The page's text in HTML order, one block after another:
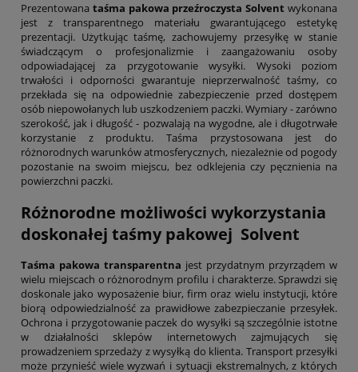
Prezentowana taśma pakowa przeźroczysta Solvent wykonana
jest z transparentnego materiału gwarantującego estetykę
prezentacji. Użytkując taśmę, zachowujemy przesyłkę w stanie
świadczącym o profesjonalizmie i zaangażowaniu osoby
odpowiadającej za przygotowanie wysyłki. Wysoki poziom
trwałości i odporności gwarantuje nieprzerwalność taśmy, co
przekłada się na odpowiednie zabezpieczenie przed dostępem
osób niepowołanych lub uszkodzeniem paczki. Wymiary - zarówno
szerokość, jak i długość - pozwalają na wygodne, ale i długotrwałe
korzystanie z produktu. Taśma przystosowana jest do
różnorodnych warunków atmosferycznych, niezależnie od pogody
pozostanie na swoim miejscu, bez odklejenia czy pęcznienia na
powierzchni paczki.
Różnorodne możliwości wykorzystania
doskonałej taśmy pakowej Solvent
Taśma pakowa transparentna jest przydatnym przyrządem w
wielu miejscach o różnorodnym profilu i charakterze. Sprawdzi się
doskonale jako wyposażenie biur, firm oraz wielu instytucji, które
biorą odpowiedzialność za prawidłowe zabezpieczanie przesyłek.
Ochrona i przygotowanie paczek do wysyłki są szczególnie istotne
w działalności sklepów internetowych zajmujących się
prowadzeniem sprzedaży z wysyłką do klienta. Transport przesyłki
może przynieść wiele wyzwań i sytuacji ekstremalnych, z których